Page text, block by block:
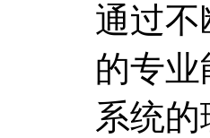
通过
的专
系统